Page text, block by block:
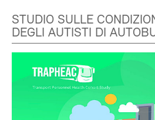
STUDIO SULLE
DEGLI AUTISTI DI